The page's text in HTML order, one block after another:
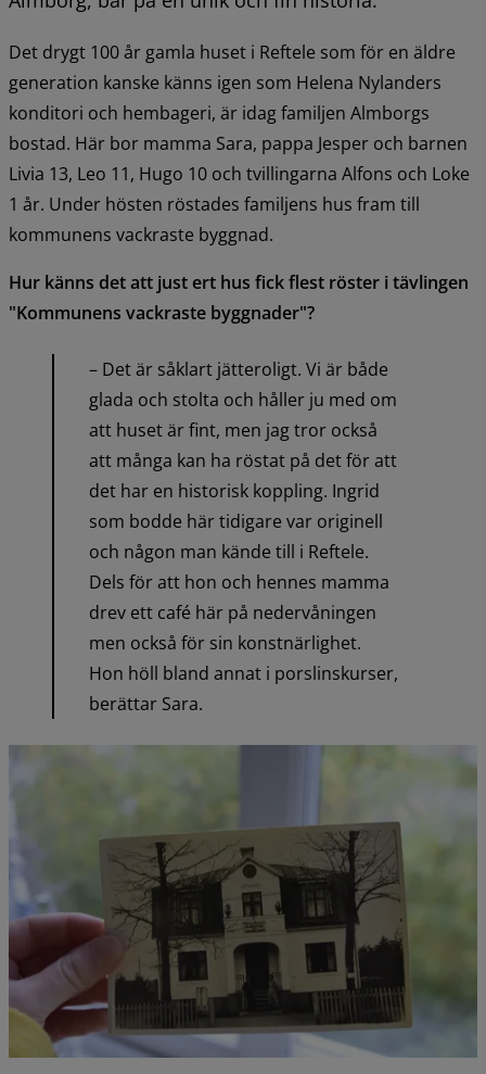
Det drygt 100 år gamla huset i Reftele som för en äldre
generation kanske känns igen som Helena Nylanders
konditori och hembageri, är idag familjen Almborgs
bostad. Här bor mamma Sara, pappa Jesper och barnen
Livia 13, Leo 11, Hugo 10 och tvillingarna Alfons och Loke
1 år. Under hösten röstades familjens hus fram till
kommunens vackraste byggnad.
Hur känns det att just ert hus fick flest röster i tävlingen
"Kommunens vackraste byggnader"?
– Det är såklart jätteroligt. Vi är både
glada och stolta och håller ju med om
att huset är fint, men jag tror också
att många kan ha röstat på det för att
det har en historisk koppling. Ingrid
som bodde här tidigare var originell
och någon man kände till i Reftele.
Dels för att hon och hennes mamma
drev ett café här på nedervåningen
men också för sin konstnärlighet.
Hon höll bland annat i porslinskurser,
berättar Sara.